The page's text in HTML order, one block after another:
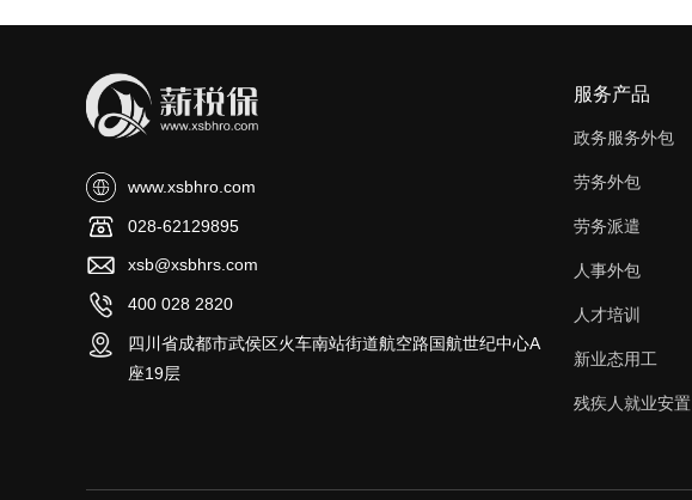
www.xsbhro.com
028-62129895
xsb@xsbhrs.com
400 028 2820
四川省成都市武侯区火车南站街道航空路国航世纪中心A
座19层
服务产品
政务服务外包
劳务外包
劳务派遣
人事外包
人才培训
新业态用工
残疾人就业安置